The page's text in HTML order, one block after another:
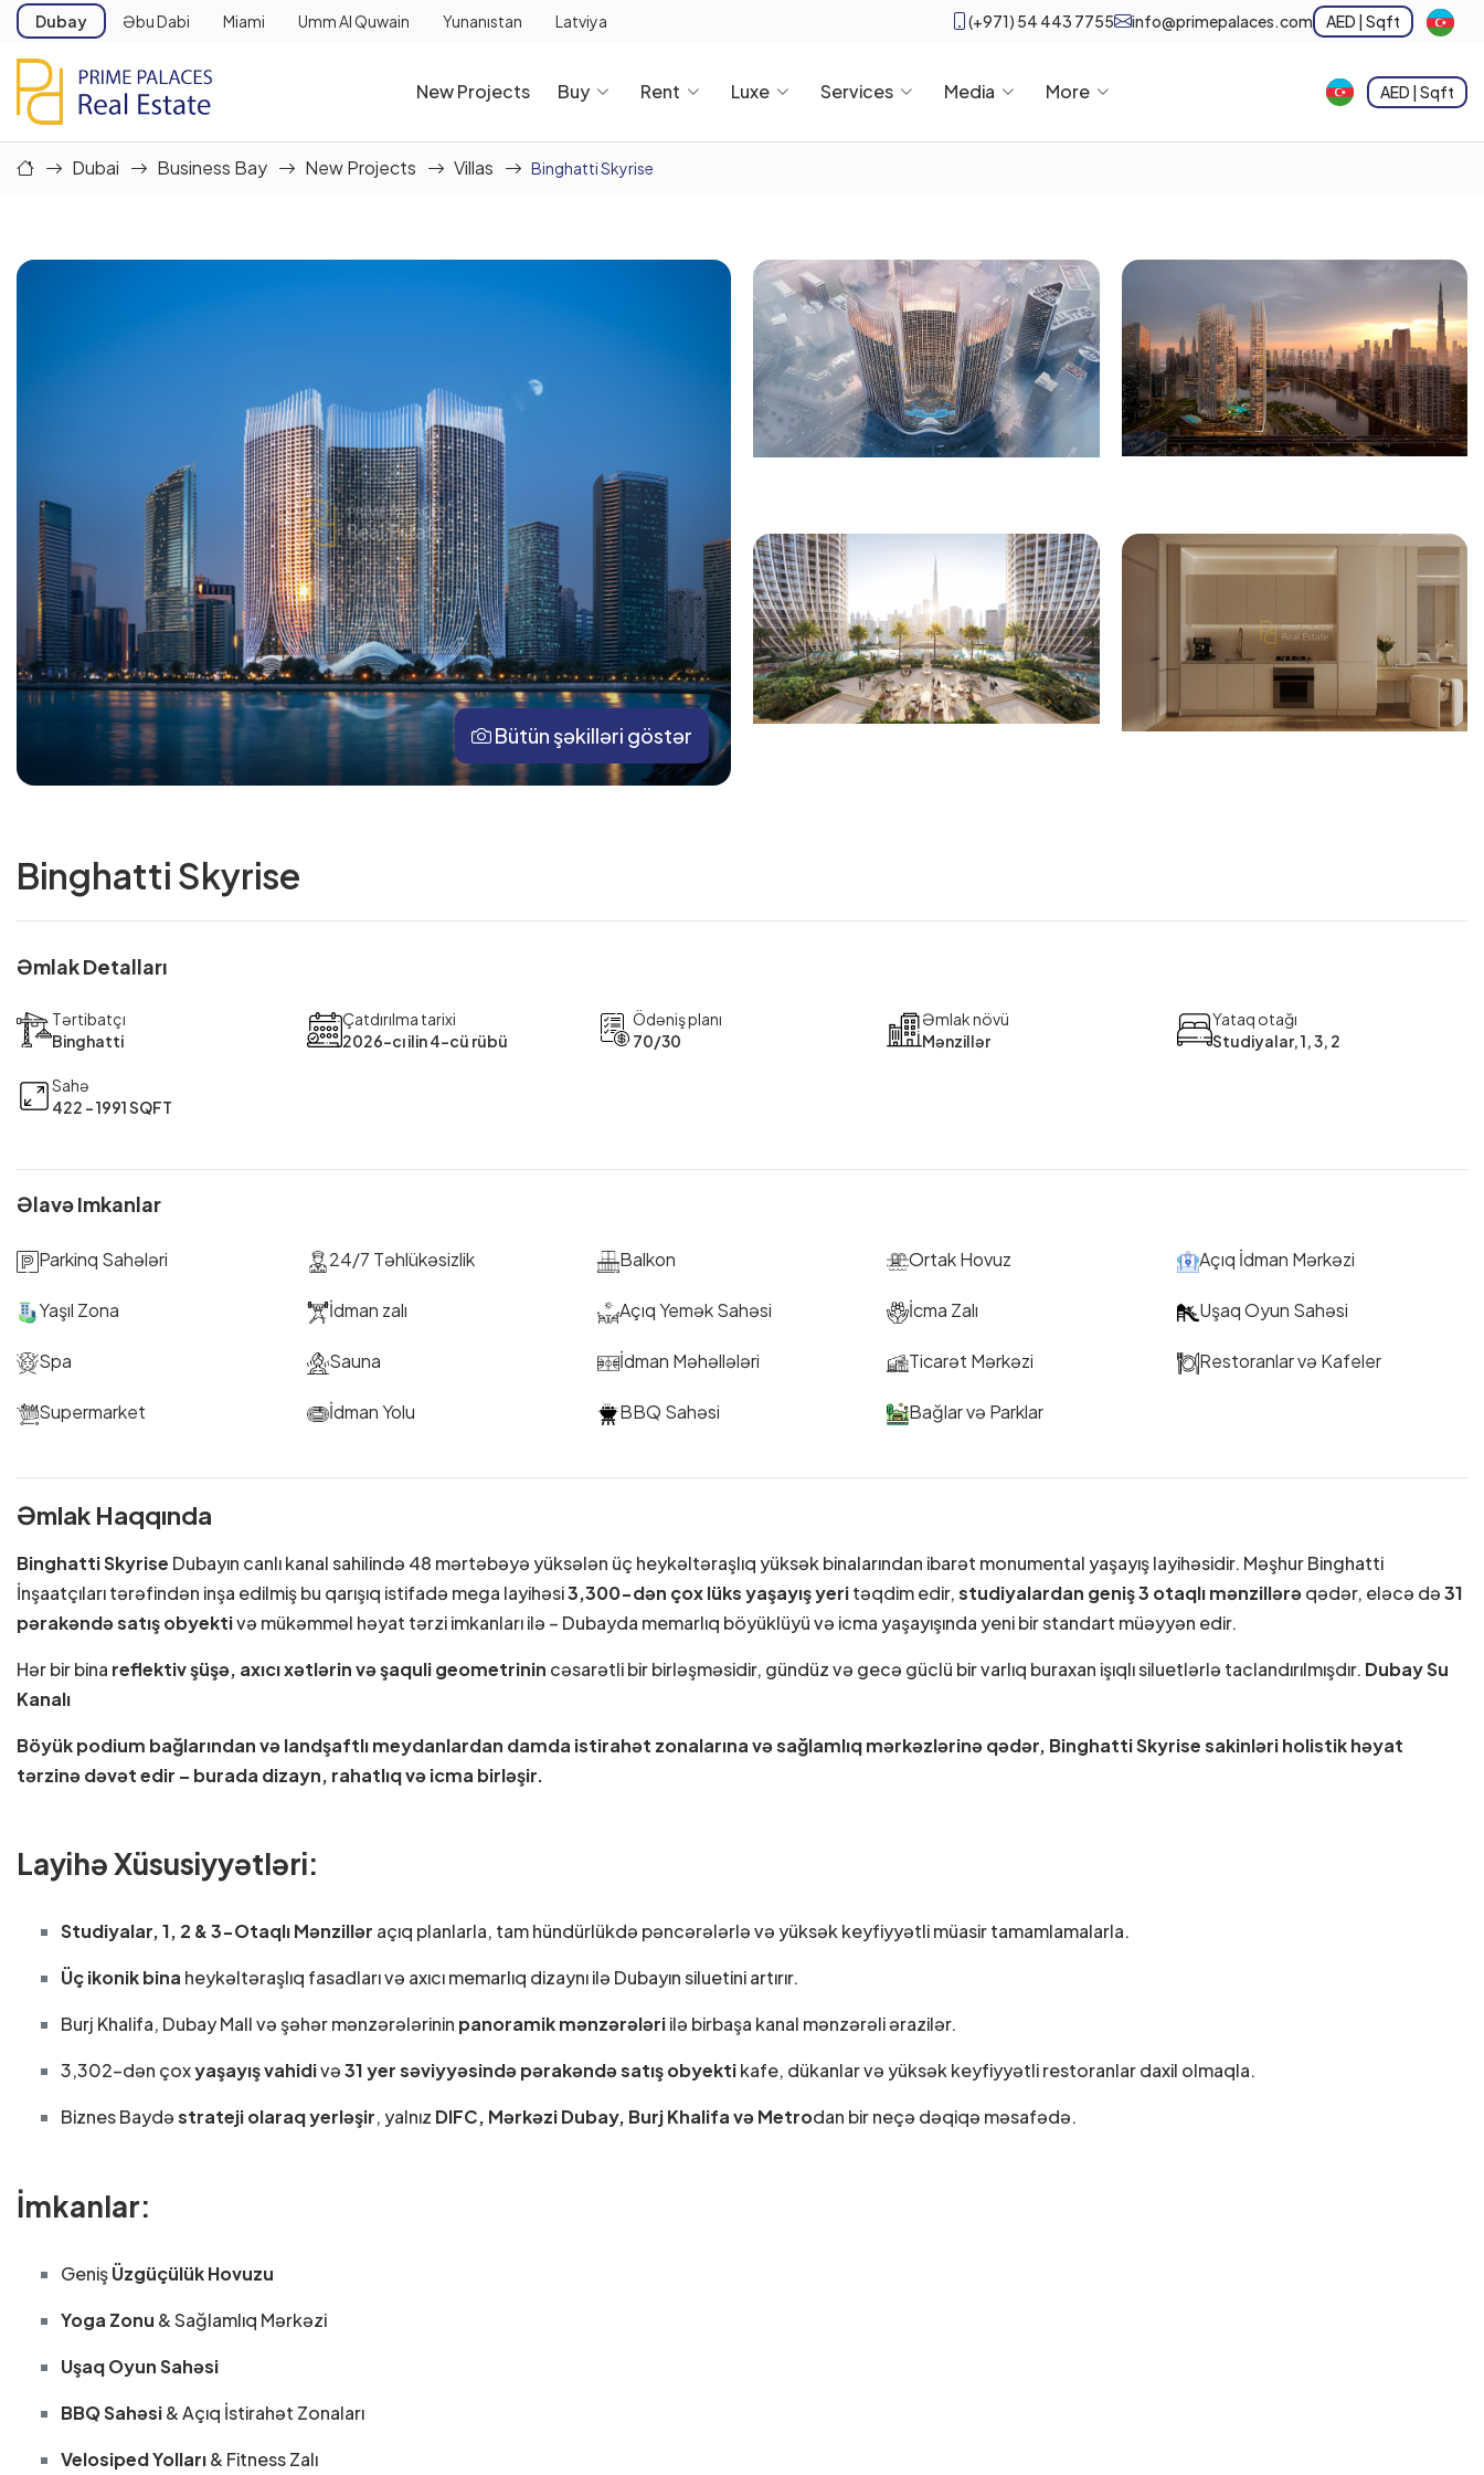
Dubay Əbu Dabi Miami Umm Al Quwain Yunanıstan Latviya (+971) 54 443 7755 info@primepalaces.com AED | Sqft
New Projects Buy Rent Luxe Services Media More AED | Sqft
Dubai Business Bay New Projects Villas Binghatti Skyrise
Bütün şəkilləri göstər
Binghatti Skyrise
Əmlak Detalları
Tərtibatçı
Binghatti
Çatdırılma tarixi
2026-cı ilin 4-cü rübü
Ödəniş planı
70/30
Əmlak növü
Mənzillər
Yataq otağı
Studiyalar, 1, 3, 2
Sahə
422 - 1991 SQFT
Əlavə Imkanlar
Parkinq Sahələri 24/7 Təhlükəsizlik Balkon Ortak Hovuz Açıq İdman Mərkəzi
Yaşıl Zona İdman zalı Açıq Yemək Sahəsi İcma Zalı Uşaq Oyun Sahəsi
Spa Sauna İdman Məhəllələri Ticarət Mərkəzi Restoranlar və Kafeler
Supermarket İdman Yolu BBQ Sahəsi Bağlar və Parklar
Əmlak Haqqında
Binghatti Skyrise Dubayın canlı kanal sahilində 48 mərtəbəyə yüksələn üç heykəltəraşlıq yüksək binalarından ibarət monumental yaşayış layihəsidir. Məşhur Binghatti
İnşaatçıları tərəfindən inşa edilmiş bu qarışıq istifadə mega layihəsi3,300-dən çox lüks yaşayış yeritəqdim edir,studiyalardan geniş 3 otaqlı mənzillərəqədər, eləcə də31
pərakəndə satış obyektivə mükəmməl həyat tərzi imkanları ilə – Dubayda memarlıq böyüklüyü və icma yaşayışında yeni bir standart müəyyən edir.
Hər bir bina reflektiv şüşə, axıcı xətlərin və şaquli geometrinin cəsarətli bir birləşməsidir, gündüz və gecə güclü bir varlıq buraxan işıqlı siluetlərlə taclandırılmışdır. Dubay Su
Kanalı
Böyük podium bağlarından və landşaftlı meydanlardan damda istirahət zonalarına və sağlamlıq mərkəzlərinə qədər, Binghatti Skyrise sakinləriholistik həyat
tərzinədəvət edir – burada dizayn, rahatlıq və icma birləşir.
Layihə Xüsusiyyətləri:
Studiyalar, 1, 2 & 3-Otaqlı Mənzillər açıq planlarla, tam hündürlükdə pəncərələrlə və yüksək keyfiyyətli müasir tamamlamalarla.
Üç ikonik bina heykəltəraşlıq fasadları və axıcı memarlıq dizaynı ilə Dubayın siluetini artırır.
Burj Khalifa, Dubay Mall və şəhər mənzərələrinin panoramik mənzərələriilə birbaşa kanal mənzərəli ərazilər.
3,302-dən çoxyaşayış vahidivə31 yer səviyyəsində pərakəndə satış obyektikafe, dükanlar və yüksək keyfiyyətli restoranlar daxil olmaqla.
Biznes Baydəstrateji olaraq yerləşir, yalnız DIFC, Mərkəzi Dubay, Burj Khalifa və Metrodan bir neçə dəqiqə məsafədə.
İmkanlar:
GenişÜzgüçülük Hovuzu
Yoga Zonu & Sağlamlıq Mərkəzi
Uşaq Oyun Sahəsi
BBQ Sahəsi& Açıq İstirahət Zonaları
Velosiped Yolları& Fitness Zalı